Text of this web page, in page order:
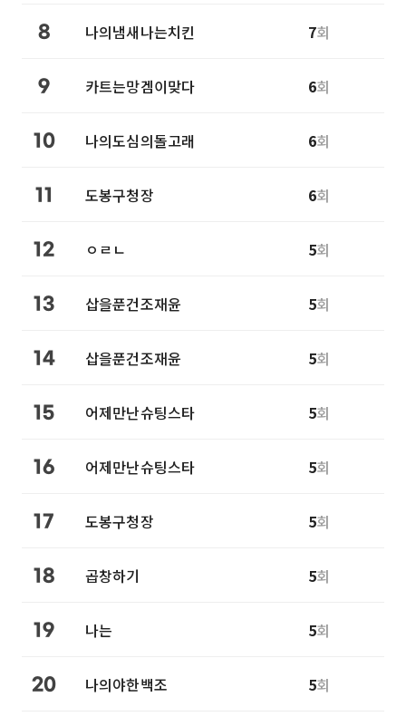
8 나의냄새나는치킨 7회
9 카트는망겜이맞다 6회
10 나의도심의돌고래 6회
11 도봉구청장 6회
12 ㅇㄹㄴ 5회
13 삽을푼건조재윤 5회
14 삽을푼건조재윤 5회
15 어제만난슈팅스타 5회
16 어제만난슈팅스타 5회
17 도봉구청장 5회
18 곱창하기 5회
19 나는 5회
20 나의야한백조 5회